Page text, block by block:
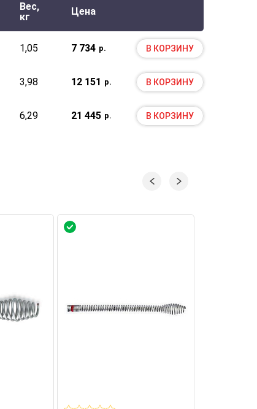
Вес,
кг
Цена
1,05 7 734 р. В КОРЗИНУ
3,98 12 151 р. В КОРЗИНУ
6,29 21 445 р. В КОРЗИНУ